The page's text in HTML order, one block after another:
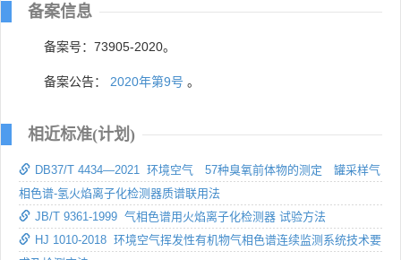
备案信息
备案号：73905-2020。
备案公告： 2020年第9号 。
相近标准(计划)
DB37/T 4434—2021 环境空气 57种臭氧前体物的测定 罐采样气
相色谱-氢火焰离子化检测器质谱联用法
JB/T 9361-1999 气相色谱用火焰离子化检测器 试验方法
HJ 1010-2018 环境空气挥发性有机物气相色谱连续监测系统技术要